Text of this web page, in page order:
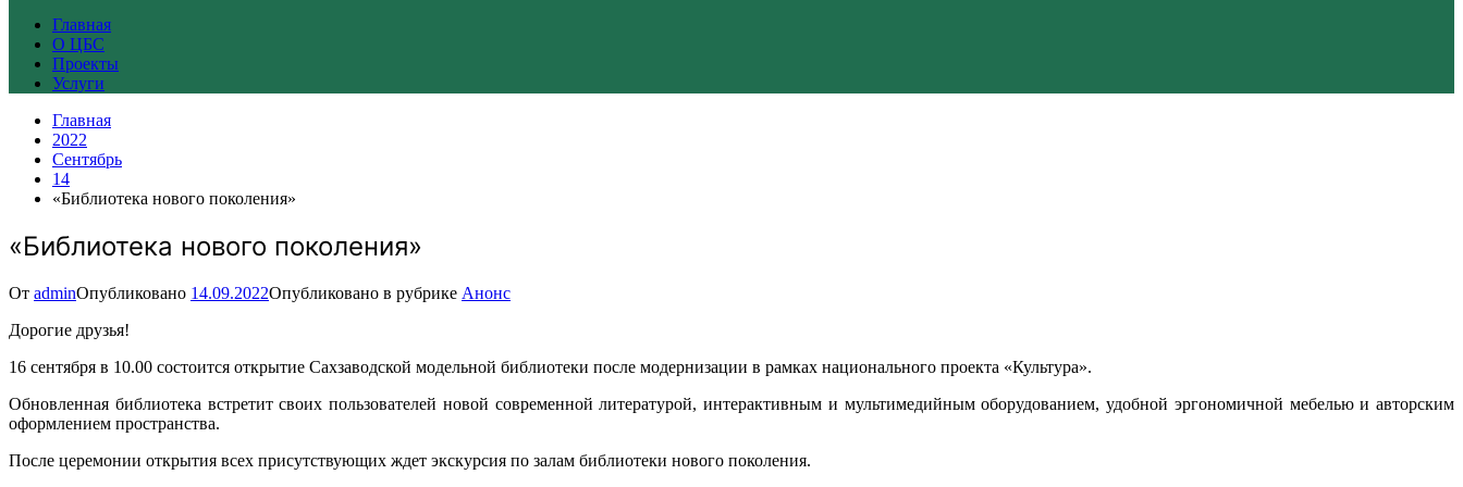
Главная
О ЦБС
Проекты
Услуги
Главная
2022
Сентябрь
14
«Библиотека нового поколения»
«Библиотека нового поколения»
От adminОпубликовано 14.09.2022Опубликовано в рубрике Анонс
Дорогие друзья!
16 сентября в 10.00 состоится открытие Сахзаводской модельной библиотеки после модернизации в рамках национального проекта «Культура».
Обновленная библиотека встретит своих пользователей новой современной литературой, интерактивным и мультимедийным оборудованием, удобной эргономичной мебелью и авторским
оформлением пространства.
После церемонии открытия всех присутствующих ждет экскурсия по залам библиотеки нового поколения.